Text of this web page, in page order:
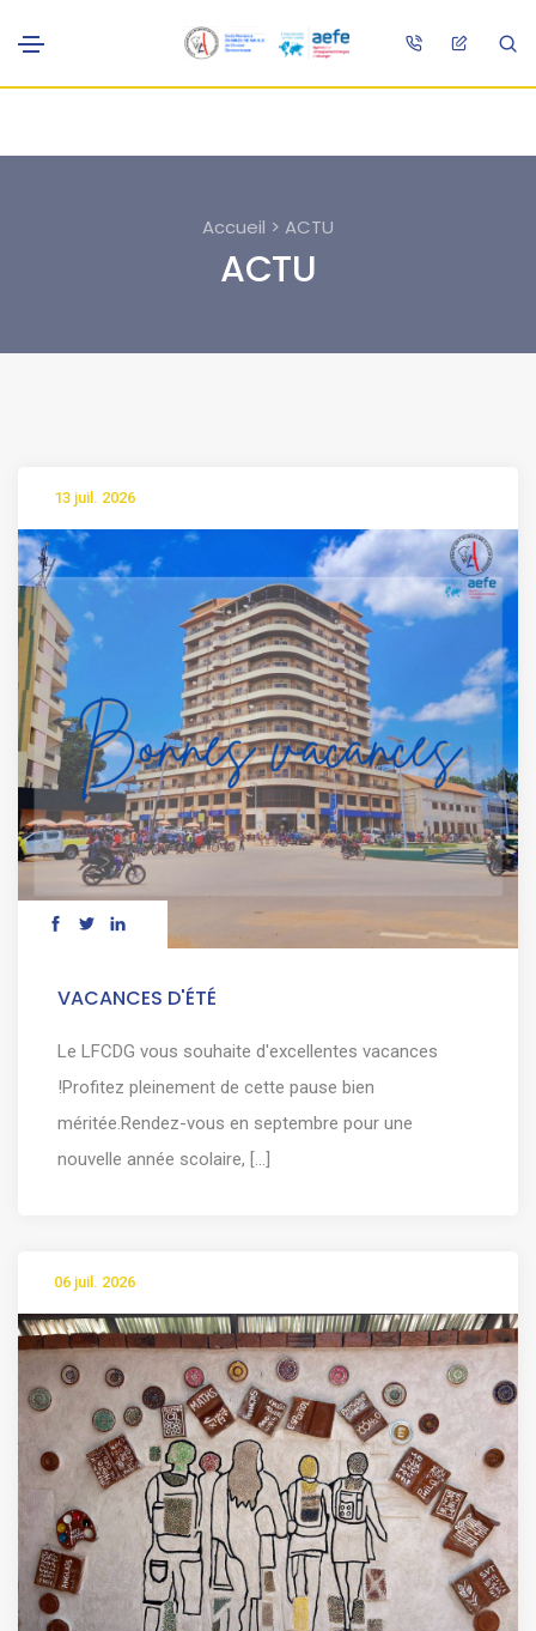
Accueil > ACTU
ACTU
13 juil. 2026
VACANCES D'ÉTÉ
Le LFCDG vous souhaite d'excellentes vacances
!Profitez pleinement de cette pause bien
méritée.Rendez-vous en septembre pour une
nouvelle année scolaire, [...]
06 juil. 2026